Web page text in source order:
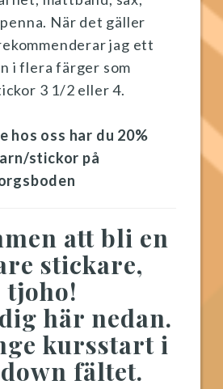
När det gäller
jag ett
i flera färger som
3 1/2 eller 4.
hos oss har du 20%
stickor på
att bli en
stickare,
tjoho!
här nedan.
kursstart i
fältet.